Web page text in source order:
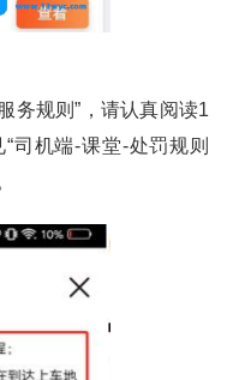
务规则”，请认真阅读1
司机端-课堂-处罚规则